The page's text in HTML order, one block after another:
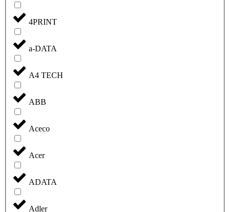
4PRINT
a-DATA
A4 TECH
ABB
Aceco
Acer
ADATA
Adler